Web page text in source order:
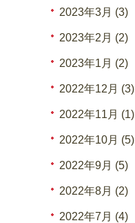
2023年3月 (3)
2023年2月 (2)
2023年1月 (2)
2022年12月 (3)
2022年11月 (1)
2022年10月 (5)
2022年9月 (5)
2022年8月 (2)
2022年7月 (4)